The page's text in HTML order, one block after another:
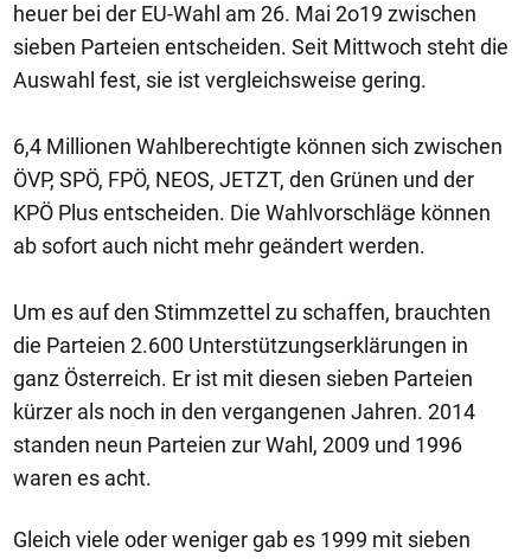
heuer bei der EU-Wahl am 26. Mai 2o19 zwischen
sieben Parteien entscheiden. Seit Mittwoch steht die
Auswahl fest, sie ist vergleichsweise gering.
6,4 Millionen Wahlberechtigte können sich zwischen
ÖVP, SPÖ, FPÖ, NEOS, JETZT, den Grünen und der
KPÖ Plus entscheiden. Die Wahlvorschläge können
ab sofort auch nicht mehr geändert werden.
Um es auf den Stimmzettel zu schaffen, brauchten
die Parteien 2.600 Unterstützungserklärungen in
ganz Österreich. Er ist mit diesen sieben Parteien
kürzer als noch in den vergangenen Jahren. 2014
standen neun Parteien zur Wahl, 2009 und 1996
waren es acht.
Gleich viele oder weniger gab es 1999 mit sieben